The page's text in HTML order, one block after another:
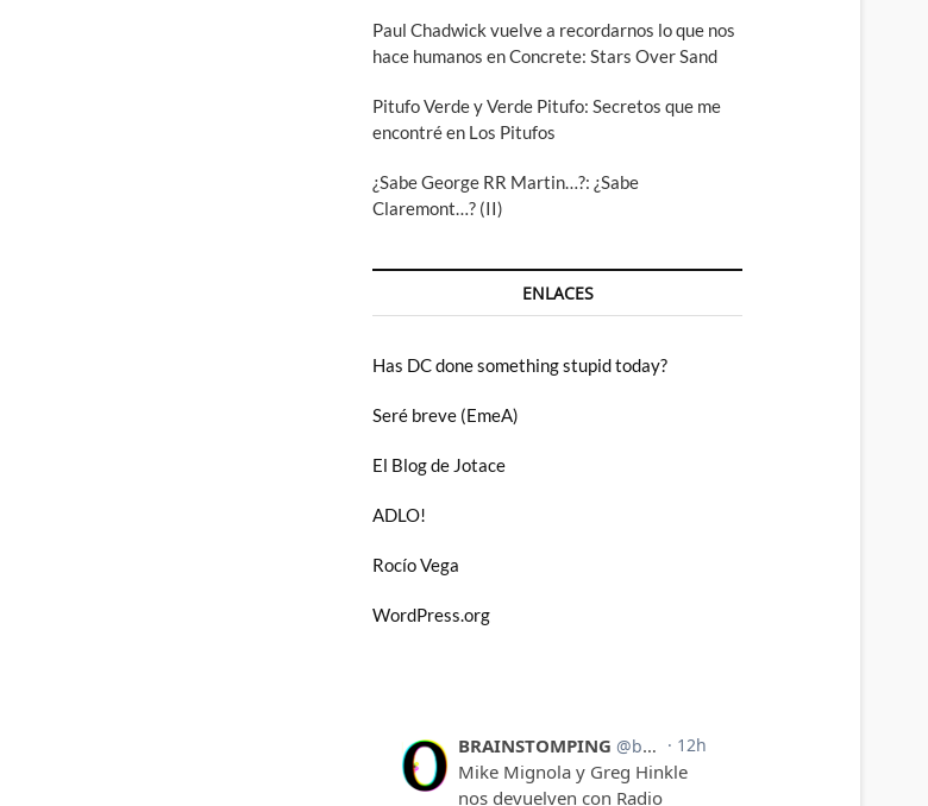
Paul Chadwick vuelve a recordarnos lo que nos
hace humanos en Concrete: Stars Over Sand
Pitufo Verde y Verde Pitufo: Secretos que me
encontré en Los Pitufos
¿Sabe George RR Martin…?: ¿Sabe
Claremont…? (II)
ENLACES
Has DC done something stupid today?
Seré breve (EmeA)
El Blog de Jotace
ADLO!
Rocío Vega
WordPress.org